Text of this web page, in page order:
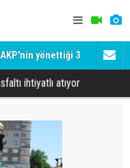
yönettiği 3 Trump,
ihtiyatlı atıyor